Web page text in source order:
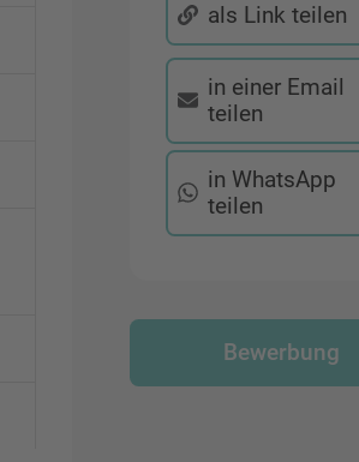
als Link teilen
in einer Email
teilen
in WhatsApp
teilen
Bewerbung